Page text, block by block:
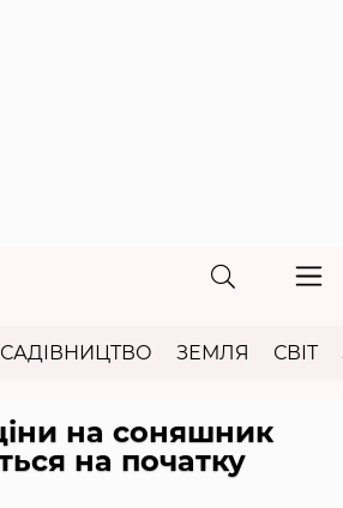
САДІВНИЦТВО ЗЕМЛЯ СВІТ
на соняшник
на початку